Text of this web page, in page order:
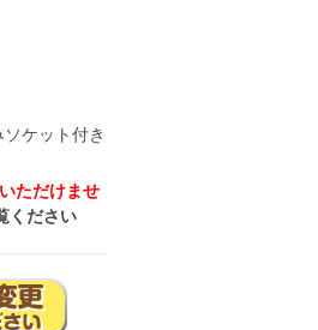
ケット付き
ただけませ
ください